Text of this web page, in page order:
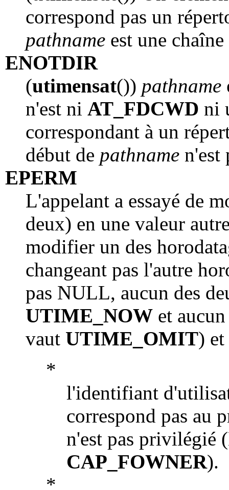
correspond pas un
pathname est une
ENOTDIR
(utimensat()) pathname
n'est ni AT_FDCWD ni
correspondant à un
début de pathname n'est
EPERM
L'appelant a essayé de
deux) en une valeur
modifier un des
changeant pas l'autre
pas NULL, aucun des
UTIME_NOW et
vaut UTIME_OMIT)
*
l'identifiant
correspond pas au
n'est pas privilégié
CAP_FOWNER).
*